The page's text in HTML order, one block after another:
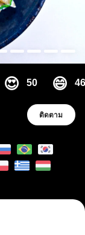
😍 50 😄 46
ติดตาม